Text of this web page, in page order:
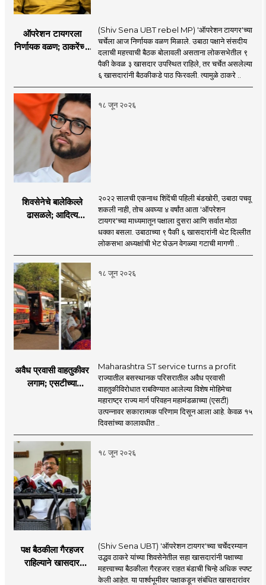
ऑपरेशन टायगरला
निर्णायक वळण; ठाकरेंच्या
विलीन होण्याचा प्रस्ताव?
(Shiv Sena UBT rebel MP) 'ऑपरेशन टायगर'च्या
चर्चेला आज निर्णायक वळण मिळाले. उबाठा पक्षाने संसदीय
दलाची महत्त्वाची बैठक बोलावली असताना लोकसभेतील ९
पैकी केवळ ३ खासदार उपस्थित राहिले, तर चर्चेत असलेल्या
६ खासदारांनी बैठकीकडे पाठ फिरवली. त्यामुळे ठाकरे ..
१८ जून २०२६
शिवसेनेचे बालेकिल्ले
ढासळले; आदित्य
नेमका कुठे चुकला?
२०२२ सालची एकनाथ शिंदेंची पहिली बंडखोरी, उबाठा पचवू
शकली नाही, तोच अवघ्या ४ वर्षांत आता 'ऑपरेशन
टायगर'च्या माध्यमातून पक्षाला दुसरा आणि सर्वात मोठा
धक्का बसला. उबाठाच्या ९ पैकी ६ खासदारांनी थेट दिल्लीत
लोकसभा अध्यक्षांची भेट घेऊन वेगळ्या गटाची मागणी ..
१८ जून २०२६
अवैध प्रवासी वाहतुकीवर
लगाम; एसटीच्या
Maharashtra ST service turns a profit
राज्यातील बसस्थानक परिसरातील अवैध प्रवासी
वाहतुकीविरोधात राबविण्यात आलेल्या विशेष मोहिमेचा
महाराष्ट्र राज्य मार्ग परिवहन महामंडळाच्या (एसटी)
उत्पन्नावर सकारात्मक परिणाम दिसून आला आहे. केवळ १५
दिवसांच्या कालावधीत ..
१८ जून २०२६
पक्ष बैठकीला गैरहजर
राहिल्याने खासदार
(Shiv Sena UBT) 'ऑपरेशन टायगर'च्या चर्चेदरम्यान
उद्धव ठाकरे यांच्या शिवसेनेतील सहा खासदारांनी पक्षाच्या
महत्त्वाच्या बैठकीला गैरहजर राहत बंडाची चिन्हे अधिक स्पष्ट
केली आहेत. या पार्श्वभूमीवर पक्षाकडून संबंधित खासदारांवर